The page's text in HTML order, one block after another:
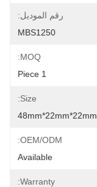
رقم الموديل:
MBS1250
MOQ:
1 Piece
Size:
48mm*22mm*22mm
OEM/ODM:
Available
Warranty: